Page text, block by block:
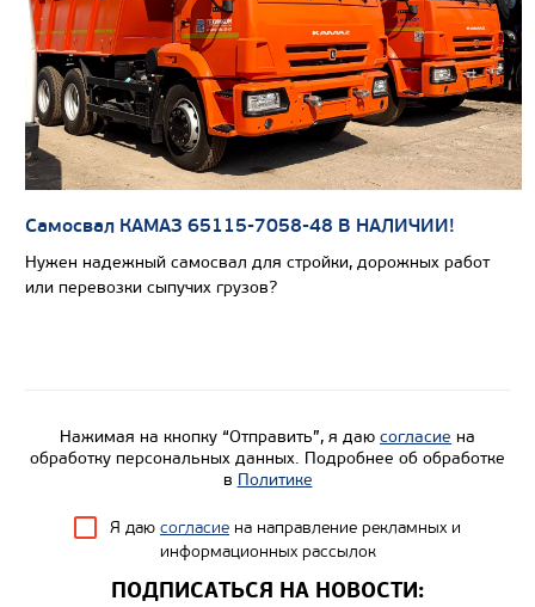
Цена по запросу
Производитель
Экологический класс
Колесная формула
Узнать цену
Самосвал КАМАЗ 65115-7058-48 В НАЛИЧИИ!
Нужен надежный самосвал для стройки, дорожных работ
или перевозки сыпучих грузов?
Нажимая на кнопку “Отправить”, я даю согласие на
обработку персональных данных. Подробнее об обработке
в Политике
Я даю согласие на направление рекламных и
информационных рассылок
ПОДПИСАТЬСЯ НА НОВОСТИ: